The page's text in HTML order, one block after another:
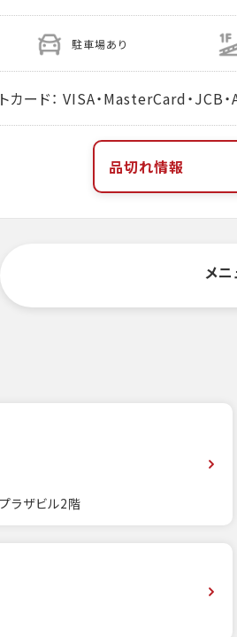
駐車場あり
カード： VISA・MasterCard・
品切れ情報
メ
ラザビル2階